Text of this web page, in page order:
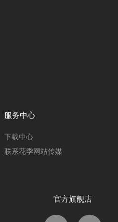
服务中心
下载中心
联系花季网站传媒
官方旗舰店